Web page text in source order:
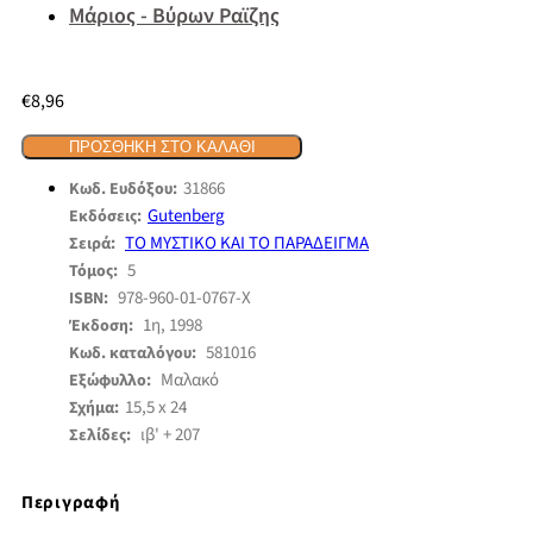
Μάριος - Βύρων Ραϊζης
€8,96
ΠΡΟΣΘΉΚΗ ΣΤΟ ΚΑΛΆΘΙ
Κωδ. Ευδόξου: 31866
Εκδόσεις: Gutenberg
Σειρά: ΤΟ ΜΥΣΤΙΚΟ ΚΑΙ ΤΟ ΠΑΡΑΔΕΙΓΜΑ
Τόμος: 5
ISBN: 978-960-01-0767-Χ
Έκδοση: 1η, 1998
Κωδ. καταλόγου: 581016
Εξώφυλλο: Μαλακό
Σχήμα: 15,5 x 24
Σελίδες: ιβ' + 207
Περιγραφή